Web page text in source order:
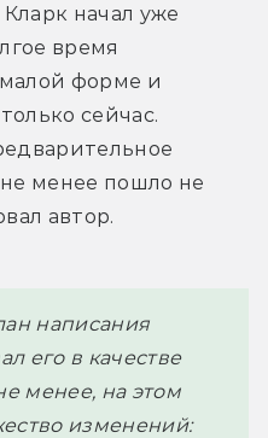
начал уже
время
форме и
сейчас.
менее пошло не
автор.
написания
его в качестве
менее, на этом
изменений: